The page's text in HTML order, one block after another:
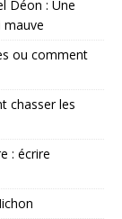
Déon : Une
mauve
ou comment
chasser les
: écrire